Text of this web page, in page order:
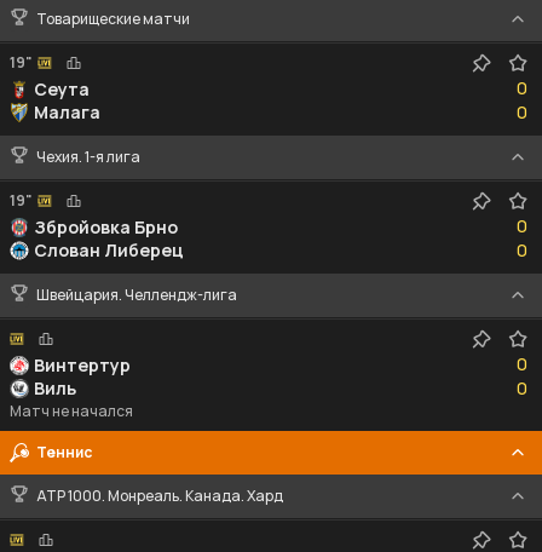
Товарищеские матчи
19"
Сеута
Малага
0
0
0
0
Чехия. 1-я лига
19"
Збройовка Брно
Слован Либерец
0
0
0
0
Швейцария. Челлендж-лига
Винтертур
Виль
0
0
0
0
Матч не начался
Теннис
ATP 1000. Монреаль. Канада. Хард
0